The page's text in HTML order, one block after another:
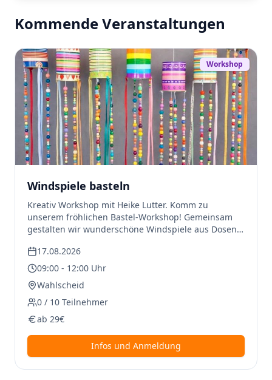
Kommende Veranstaltungen
Workshop
Windspiele basteln
Kreativ Workshop mit Heike Lutter. Komm zu
unserem fröhlichen Bastel-Workshop! Gemeinsam
gestalten wir wunderschöne Windspiele aus Dosen,
werden. Wenn der Wind weht, tanzen die
Windspiele und machen tolle Geräusche. ✨ Preis
inklusive Material.
17.08.2026
09:00 - 12:00 Uhr
Wahlscheid
0 / 10 Teilnehmer
ab 29€
Infos und Anmeldung